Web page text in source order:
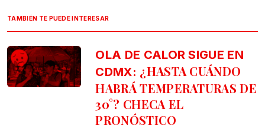
TAMBIÉN TE PUEDE INTERESAR
OLA DE CALOR SIGUE EN
CDMX: ¿HASTA CUÁNDO
HABRÁ TEMPERATURAS DE
30°? CHECA EL
PRONÓSTICO